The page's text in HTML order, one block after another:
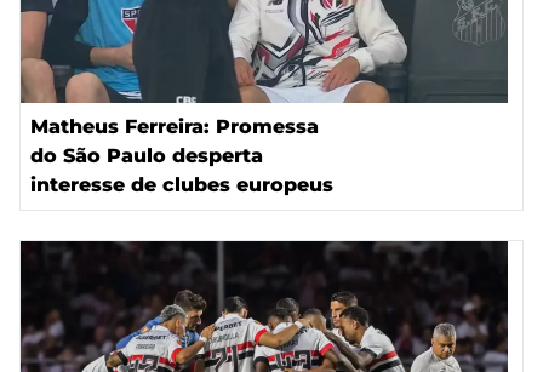
Matheus Ferreira: Promessa
do São Paulo desperta
interesse de clubes europeus